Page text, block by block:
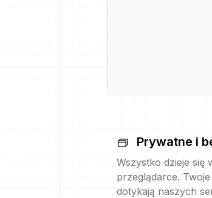
Prywatne i
Wszystko dzieje się
przeglądarce.
dotykają naszych